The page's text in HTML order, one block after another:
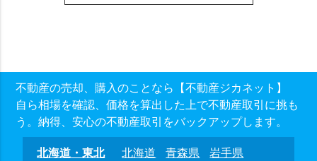
不動産の売却、購入のことなら【不動産ジカネット】
自ら相場を確認、価格を算出した上で不動産取引に挑も
う。納得、安心の不動産取引をバックアップします。
北海道・東北 北海道 青森県
岩手県